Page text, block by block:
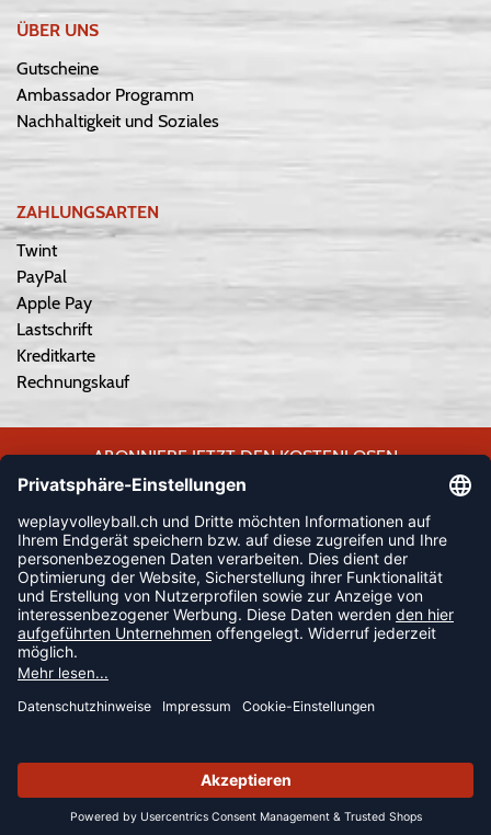
SUMMER SALE: SPARE BIS ZU 65%
ÜBER UNS
Gutscheine
Ambassador Programm
Nachhaltigkeit und Soziales
ZAHLUNGSARTEN
Twint
PayPal
Apple Pay
Lastschrift
Kreditkarte
Rechnungskauf
ABONNIERE JETZT DEN KOSTENLOSEN
WEPLAYVOLLEYBALL-NEWSLETTER UND VERPASSE KEINE
JETZT ANMELDEN
FOLLOW US